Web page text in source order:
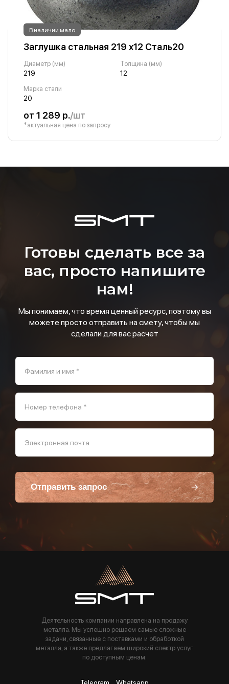
В наличии мало
Заглушка стальная 219 х12 Сталь20
Диаметр (мм)
219
Толщина (мм)
12
Марка стали
20
от 1 289 р./шт
*актуальная цена по запросу
Готовы сделать все за
вас, просто напишите
нам!
Мы понимаем, что время ценный ресурс, поэтому вы
можете просто отправить на смету, чтобы мы
сделали для вас расчет
Фамилия и имя *
Номер телефона *
Электронная почта
Отправить запрос
Пользуясь данной формой вы соглашаетесь с политикой компании
Деятельность компании направлена на продажу
металла. Мы успешно решаем самые сложные
задачи, связанные с поставками и обработкой
металла, а также предлагаем широкий спектр услуг
по доступным ценам.
Telegram Whatsapp